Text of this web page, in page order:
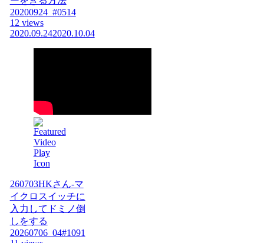
20200924_#0514
12 views
2020.09.242020.10.04
260703HKさん-マ
イクロスイッチに
入力してドミノ倒
しをする
20260706_04#1091